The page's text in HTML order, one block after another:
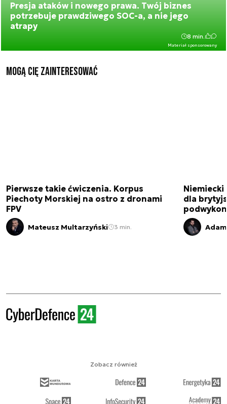
Presja ataków i nowego prawa. Twój biznes
potrzebuje prawdziwego SOC-a, a nie jego
atrapy
Materiał sponsorowany
8 min.
Mogą Cię zainteresować
Pierwsze takie ćwiczenia. Korpus
Piechoty Morskiej na ostro z dronami
FPV
Mateusz Multarzyński 3 min.
dla
Zobacz również